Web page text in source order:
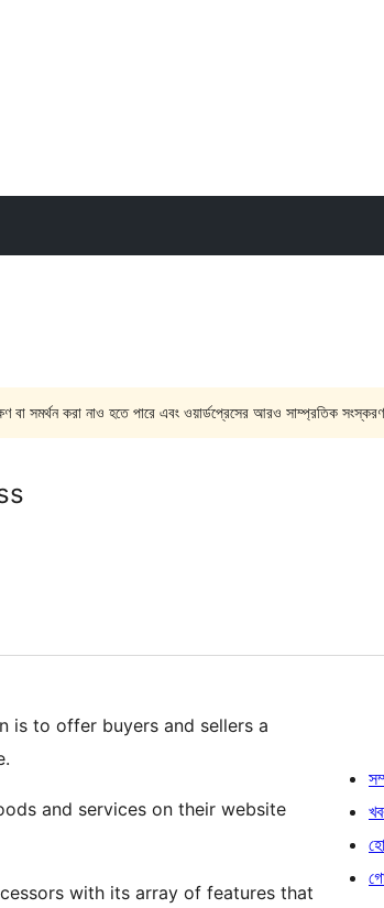
বা সমর্থন করা নাও হতে পারে এবং ওয়ার্ডপ্রেসের আরও সাম্প্রতিক
is to offer buyers and sellers a
and services on their website
with its array of features that